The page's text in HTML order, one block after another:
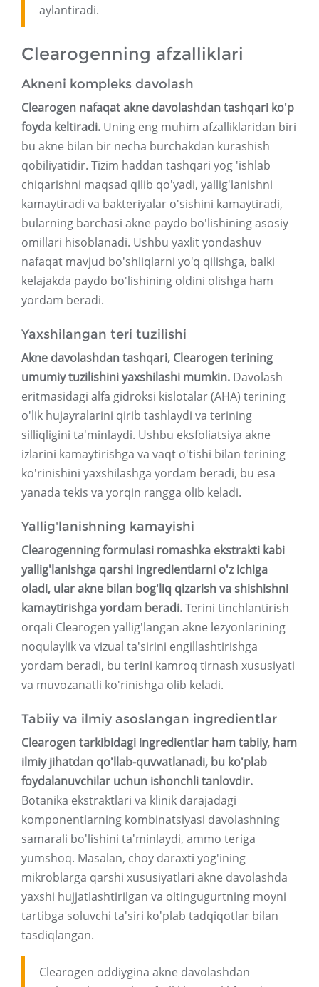
aylantiradi.
Clearogenning afzalliklari
Akneni kompleks davolash
Clearogen nafaqat akne davolashdan tashqari ko'p
foyda keltiradi. Uning eng muhim afzalliklaridan biri
bu akne bilan bir necha burchakdan kurashish
qobiliyatidir. Tizim haddan tashqari yog 'ishlab
chiqarishni maqsad qilib qo'yadi, yallig'lanishni
kamaytiradi va bakteriyalar o'sishini kamaytiradi,
bularning barchasi akne paydo bo'lishining asosiy
omillari hisoblanadi. Ushbu yaxlit yondashuv
nafaqat mavjud bo'shliqlarni yo'q qilishga, balki
kelajakda paydo bo'lishining oldini olishga ham
yordam beradi.
Yaxshilangan teri tuzilishi
Akne davolashdan tashqari, Clearogen terining
umumiy tuzilishini yaxshilashi mumkin. Davolash
eritmasidagi alfa gidroksi kislotalar (AHA) terining
o'lik hujayralarini qirib tashlaydi va terining
silliqligini ta'minlaydi. Ushbu eksfoliatsiya akne
izlarini kamaytirishga va vaqt o'tishi bilan terining
ko'rinishini yaxshilashga yordam beradi, bu esa
yanada tekis va yorqin rangga olib keladi.
Yallig'lanishning kamayishi
Clearogenning formulasi romashka ekstrakti kabi
yallig'lanishga qarshi ingredientlarni o'z ichiga
oladi, ular akne bilan bog'liq qizarish va shishishni
kamaytirishga yordam beradi.Terini tinchlantirish
orqali Clearogen yallig'langan akne lezyonlarining
noqulaylik va vizual ta'sirini engillashtirishga
yordam beradi, bu terini kamroq tirnash xususiyati
va muvozanatli ko'rinishga olib keladi.
Tabiiy va ilmiy asoslangan ingredientlar
Clearogen tarkibidagi ingredientlar ham tabiiy, ham
ilmiy jihatdan qo'llab-quvvatlanadi, bu ko'plab
foydalanuvchilar uchun ishonchli tanlovdir.
Botanika ekstraktlari va klinik darajadagi
komponentlarning kombinatsiyasi davolashning
samarali bo'lishini ta'minlaydi, ammo teriga
yumshoq. Masalan, choy daraxti yog'ining
mikroblarga qarshi xususiyatlari akne davolashda
yaxshi hujjatlashtirilgan va oltingugurtning moyni
tartibga soluvchi ta'siri ko'plab tadqiqotlar bilan
tasdiqlangan.
Clearogen oddiygina akne davolashdan